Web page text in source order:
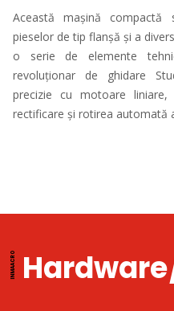
Această mașină compactă
pieselor de tip flanșă și a
o serie de elemente
revoluționar de ghidare
precizie cu motoare
rectificare și rotirea automată